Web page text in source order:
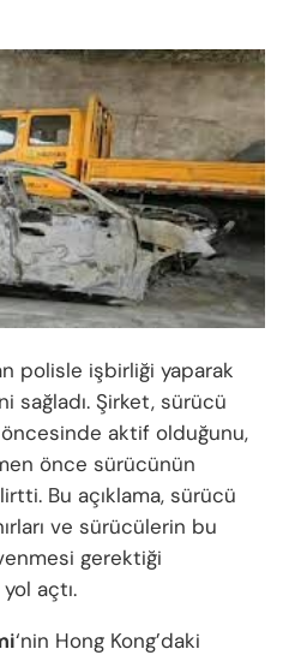
polisle işbirliği yaparak
sağladı. Şirket, sürücü
aktif olduğunu,
önce sürücünün
Bu açıklama, sürücü
ve sürücülerin bu
gerektiği
açtı.
‘nin Hong Kong’daki